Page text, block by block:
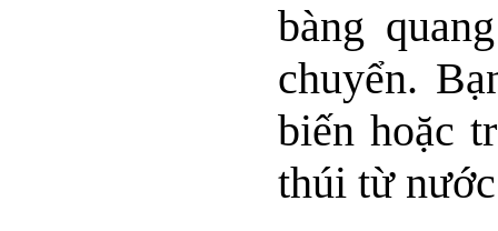
bàng
chuyển.
biến hoặc
thúi từ